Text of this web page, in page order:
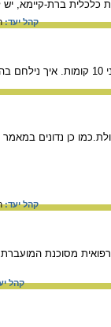
כלכלית ברת-קיימא, יש
קהל יעד:
כן נדונים במאמר
קהל יעד:
רפואית מסוכנת
קהל